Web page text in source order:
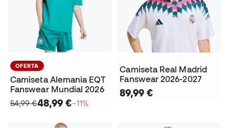
OFERTA
Camiseta Alemania EQT
Fanswear Mundial 2026
54,99 €48,99 €−11%
Camiseta Real Madrid
Fanswear 2026-2027
89,99 €